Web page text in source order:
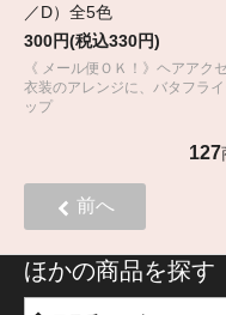
／D）全5色
300円(税込330円)
《 メール便ＯＫ！》ヘアアク
衣装のアレンジに、バタフライ
ップ
127
前へ
ほかの商品を探す